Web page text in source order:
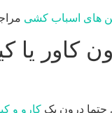
های اسباب کشی
کاور یا
حتما درون یک کارو و